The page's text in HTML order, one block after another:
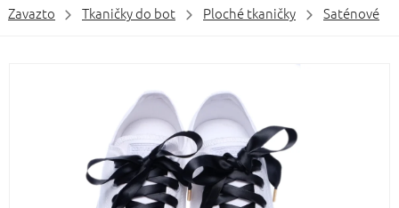
Zavazto Tkaničky do bot Ploché tkaničky Saténové